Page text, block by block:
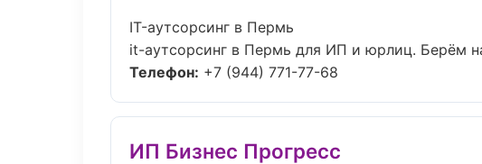
IT-аутсорсинг в Пермь
it-аутсорсинг в Пермь для ИП и юрлиц. Берём
Телефон: +7 (944) 771-77-68
ИП Бизнес Прогресс